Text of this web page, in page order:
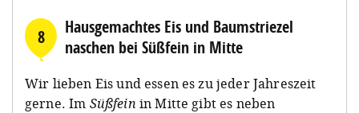
8
Hausgemachtes Eis und Baumstriezel
naschen bei Süßfein in Mitte
Wir lieben Eis und essen es zu jeder Jahreszeit
gerne. Im Süßfein in Mitte gibt es neben